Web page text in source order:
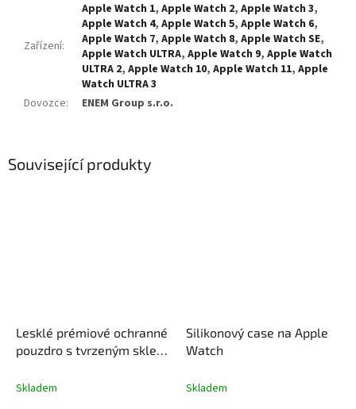
Související produkty
Lesklé prémiové ochranné
pouzdro s tvrzeným sklem
Skladem
Silikonový case na Apple
Watch
Skladem
Zařízení:
Apple Watch 1, Apple Watch 2, Apple Watch 3,
Apple Watch 4, Apple Watch 5, Apple Watch 6,
Apple Watch 7, Apple Watch 8, Apple Watch SE,
Apple Watch ULTRA, Apple Watch 9, Apple Watch
ULTRA 2, Apple Watch 10, Apple Watch 11, Apple
Watch ULTRA 3
Dovozce: ENEM Group s.r.o.